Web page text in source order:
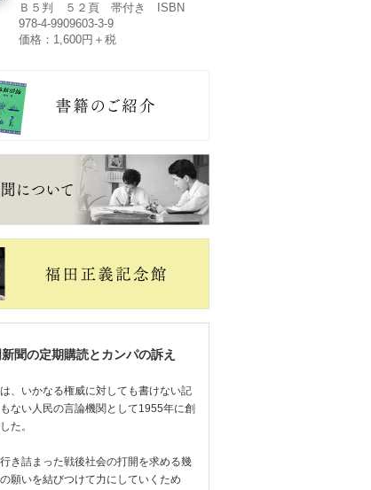
Ｂ５判 ５２頁 帯付き ISBN
978-4-9909603-3-9
価格：1,600円＋税
聞の定期購読とカンパの訴え
、いかなる権威に対しても書けない記
ない人民の言論機関として1955年に創
た。
き詰まった戦後社会の打開を求める幾
願いを結びつけて力にしていくため